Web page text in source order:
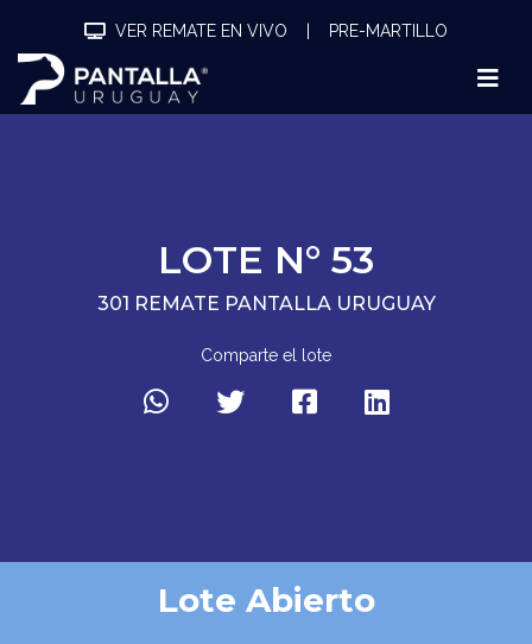
VER REMATE EN VIVO PRE-MARTILLO
LOTE N° 53
301 REMATE PANTALLA URUGUAY
Comparte el lote
Lote Abierto